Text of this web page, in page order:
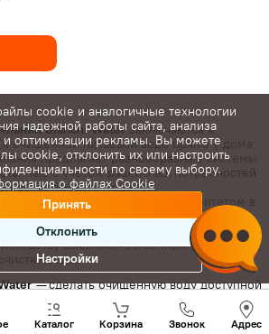
Bianchi Water заключаются в
к очищенной питьевой воде прямо у дома
предлагает разнообразные системы
с учетом различных потребностей
ассортименте моделей.
является ключевым приоритетом в
Water осознает важность
воды для здорового будущего и уделяет
высококачественных и
воды.
— сделать очищенную воду доступной
независимо от местоположения
исследования подтверждают наличие
в воде, которую люди
Каталог Корзина Звонок Адрес
нам
+(373)
cookie и аналогичные технологии
надежной работы сайта, анализа
и оптимизации рекламы. Вы можете
cookie, отклонить их или настроить
по своему выбору.
о файлах Cookie
Принять
Отклонить
Настройки